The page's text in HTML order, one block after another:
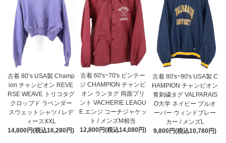
古着 80’s USA製 Champ
ion チャンピオン REVE
RSE WEAVE トリコタグ
クロップド ラベンダー
スウェットシャツ / レデ
ィースXXL
14,800円(税込16,280円)
古着 60's~70's ビンテー
ジ CHAMPION チャンピ
オン ランタグ 両面プリ
ント VACHERIE LEAGU
E エンジ コーチジャケッ
ト / メンズM相当
12,800円(税込14,080円)
古着 80's~90's USA製 C
HAMPION チャンピオン
青刺繍タグ VALPARAIS
O大学 ネイビー プルオ
ーバー ウィンドブレー
カー / メンズL
9,800円(税込10,780円)